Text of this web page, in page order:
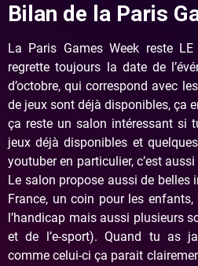
Bilan de la Paris
La Paris Games Week reste
regrette toujours la date de
d’octobre, qui correspond avec
de jeux sont déjà disponibles, ça
ça reste un salon intéressant si
jeux déjà disponibles et
youtuber en particulier, c’est
Le salon propose aussi de belles
France, un coin pour les
l’handicap mais aussi plusieurs
et de l’e-sport). Quand tu as
comme celui-ci ça parait